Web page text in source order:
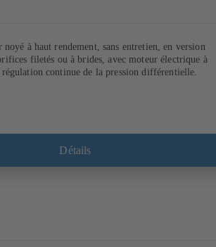
à haut rendement, sans entretien, en version
filetés ou à brides, avec moteur électrique à
régulation continue de la pression différentielle.
Détails